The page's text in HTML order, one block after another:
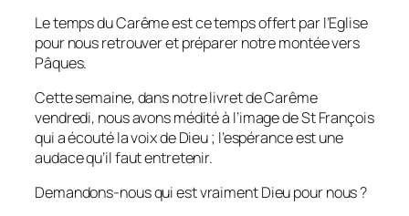
Le temps du Carême est ce temps offert par l’Eglise
pour nous retrouver et préparer notre montée vers
Pâques.
Cette semaine, dans notre livret de Carême
vendredi, nous avons médité à l’image de St François
qui a écouté la voix de Dieu ; l’espérance est une
audace qu’il faut entretenir.
Demandons-nous qui est vraiment Dieu pour nous ?